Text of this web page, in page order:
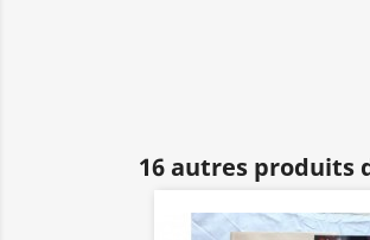
16 autres produits